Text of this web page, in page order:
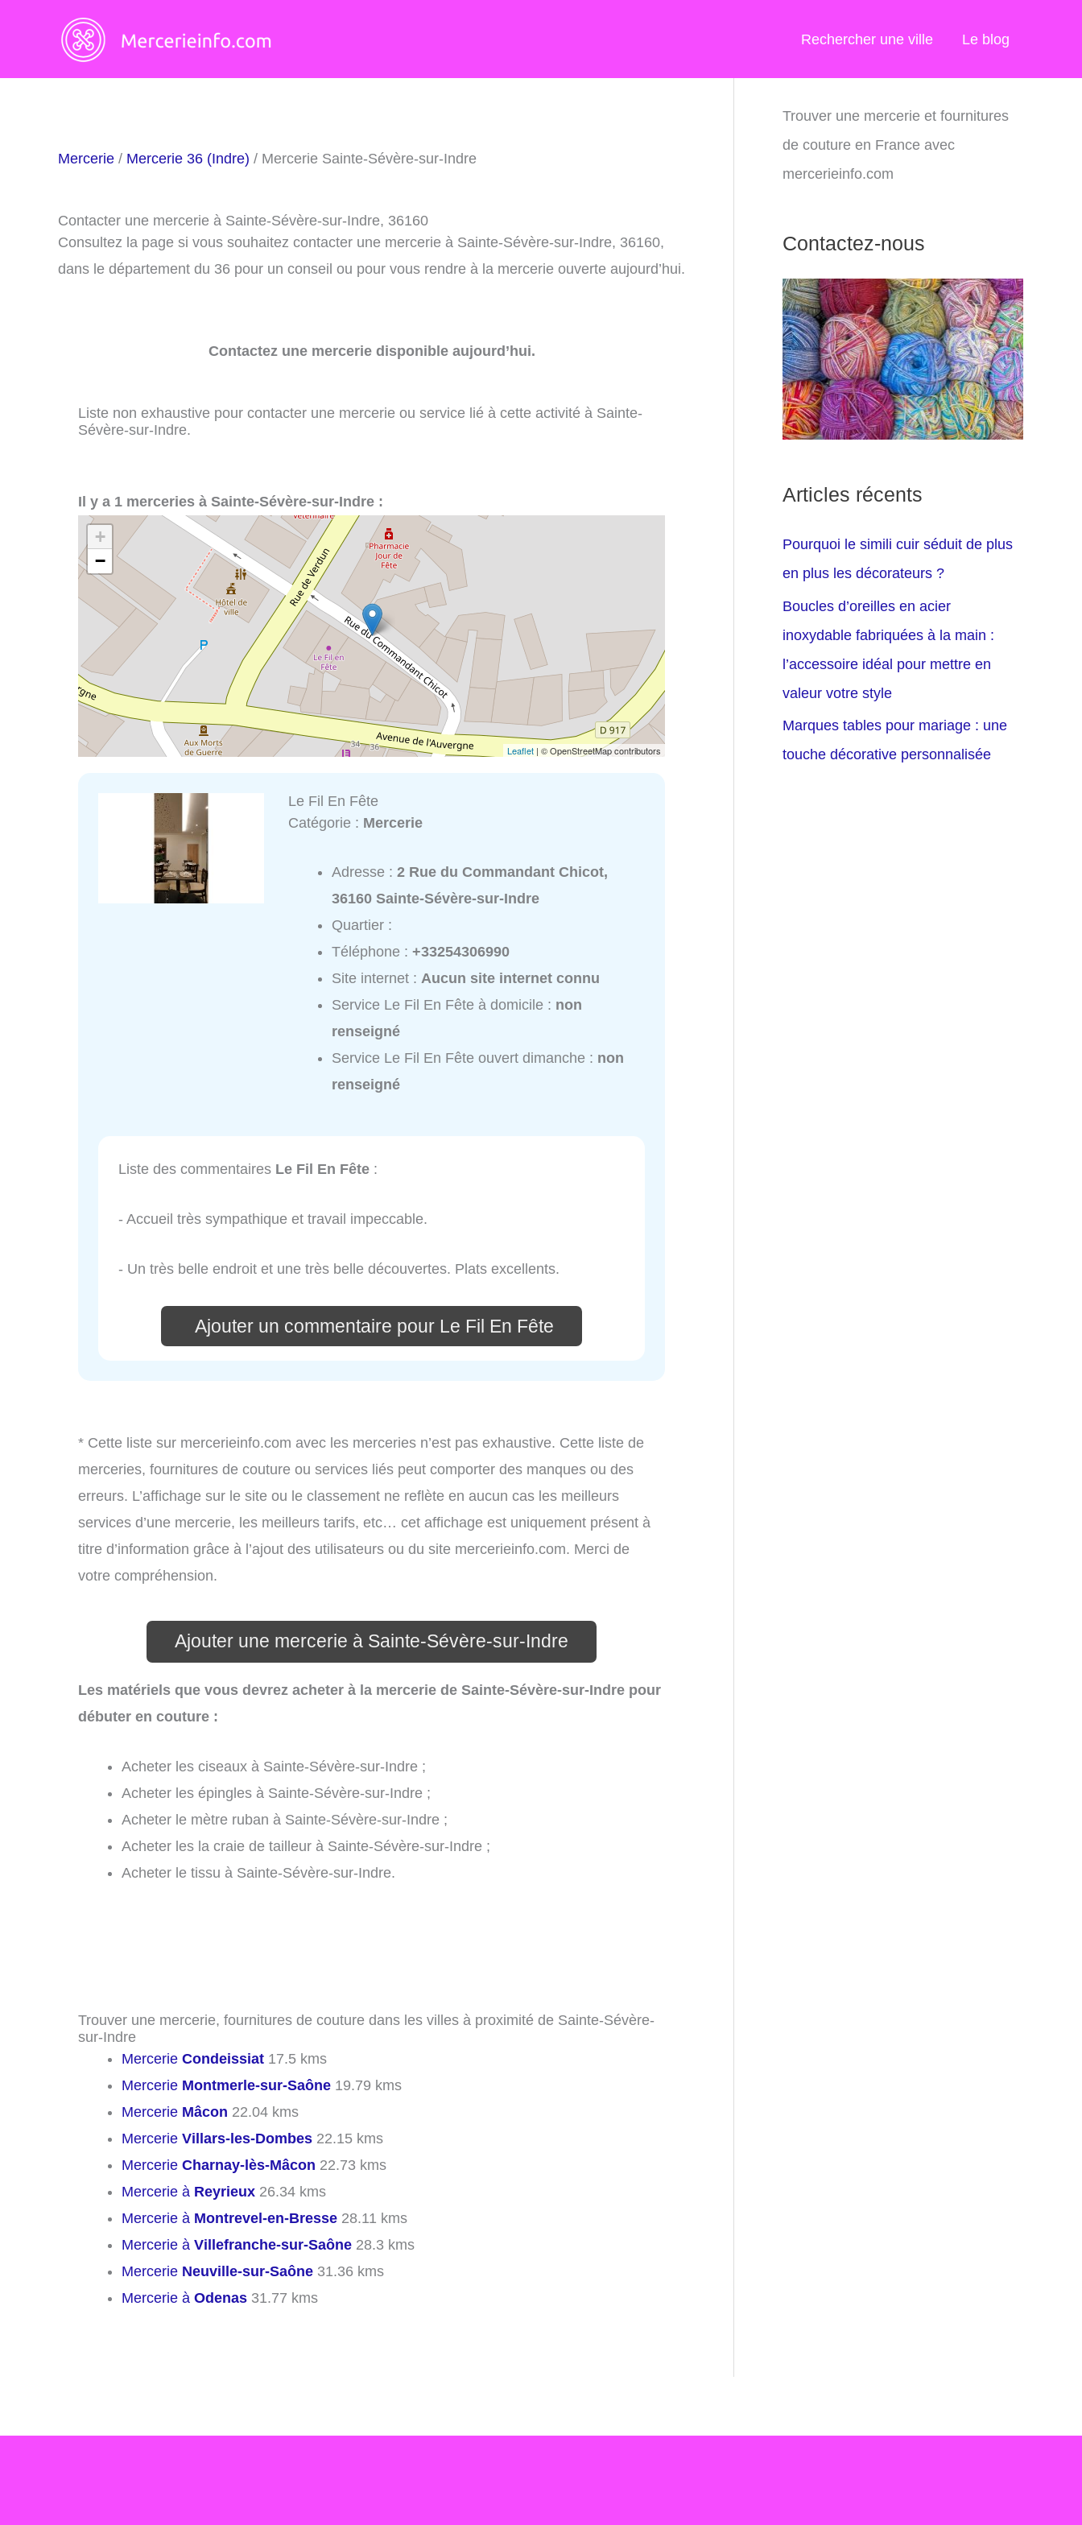
Rechercher une ville Le blog
Mercerie / Mercerie 36 (Indre) / Mercerie Sainte-Sévère-sur-Indre
Contacter une mercerie à Sainte-Sévère-sur-Indre, 36160
Consultez la page si vous souhaitez contacter une mercerie à Sainte-Sévère-sur-Indre, 36160,
dans le département du 36 pour un conseil ou pour vous rendre à la mercerie ouverte aujourd’hui.
Contactez une mercerie disponible aujourd’hui.
Liste non exhaustive pour contacter une mercerie ou service lié à cette activité à Sainte-
Sévère-sur-Indre.
Il y a 1 merceries à Sainte-Sévère-sur-Indre :
+
−
Leaflet | © OpenStreetMap contributors
Le Fil En Fête
Catégorie : Mercerie
Adresse :2 Rue du Commandant Chicot,
36160 Sainte-Sévère-sur-Indre
Quartier :
Téléphone :+33254306990
Site internet :Aucun site internet connu
Service Le Fil En Fête à domicile : non
renseigné
Service Le Fil En Fête ouvert dimanche : non
renseigné
Liste des commentaires Le Fil En Fête :
- Accueil très sympathique et travail impeccable.
- Un très belle endroit et une très belle découvertes. Plats excellents.
Ajouter un commentaire pour Le Fil En Fête
* Cette liste sur mercerieinfo.com avec les merceries n’est pas exhaustive. Cette liste de
merceries, fournitures de couture ou services liés peut comporter des manques ou des
erreurs. L’affichage sur le site ou le classement ne reflète en aucun cas les meilleurs
services d’une mercerie, les meilleurs tarifs, etc… cet affichage est uniquement présent à
titre d’information grâce à l’ajout des utilisateurs ou du site mercerieinfo.com. Merci de
votre compréhension.
Ajouter une mercerie à Sainte-Sévère-sur-Indre
Les matériels que vous devrez acheter à la mercerie de Sainte-Sévère-sur-Indre pour
débuter en couture :
Acheter les ciseaux à Sainte-Sévère-sur-Indre ;
Acheter les épingles à Sainte-Sévère-sur-Indre ;
Acheter le mètre ruban à Sainte-Sévère-sur-Indre ;
Acheter les la craie de tailleur à Sainte-Sévère-sur-Indre ;
Acheter le tissu à Sainte-Sévère-sur-Indre.
Trouver une mercerie, fournitures de couture dans les villes à proximité de Sainte-Sévère-
sur-Indre
Mercerie Condeissiat 17.5 kms
Mercerie Montmerle-sur-Saône 19.79 kms
Mercerie Mâcon 22.04 kms
Mercerie Villars-les-Dombes 22.15 kms
Mercerie Charnay-lès-Mâcon 22.73 kms
Mercerie à Reyrieux 26.34 kms
Mercerie à Montrevel-en-Bresse 28.11 kms
Mercerie à Villefranche-sur-Saône 28.3 kms
Mercerie Neuville-sur-Saône 31.36 kms
Mercerie à Odenas 31.77 kms
Trouver une mercerie et fournitures
de couture en France avec
mercerieinfo.com
Contactez-nous
Articles récents
Pourquoi le simili cuir séduit de plus
en plus les décorateurs ?
Boucles d’oreilles en acier
inoxydable fabriquées à la main :
l’accessoire idéal pour mettre en
valeur votre style
Marques tables pour mariage : une
touche décorative personnalisée